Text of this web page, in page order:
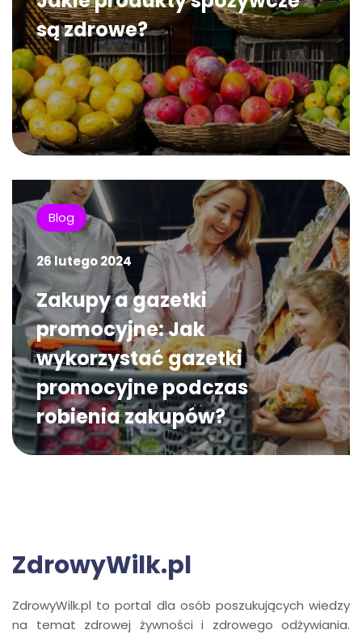
są zdrowe?
Blog
26 lutego 2024
Zakupy a gazetki
promocyjne: Jak
wykorzystać gazetki
promocyjne podczas
robienia zakupów?
ZdrowyWilk.pl
ZdrowyWilk.pl to portal dla osób poszukujących wiedzy
na temat zdrowej żywności i zdrowego odżywiania.